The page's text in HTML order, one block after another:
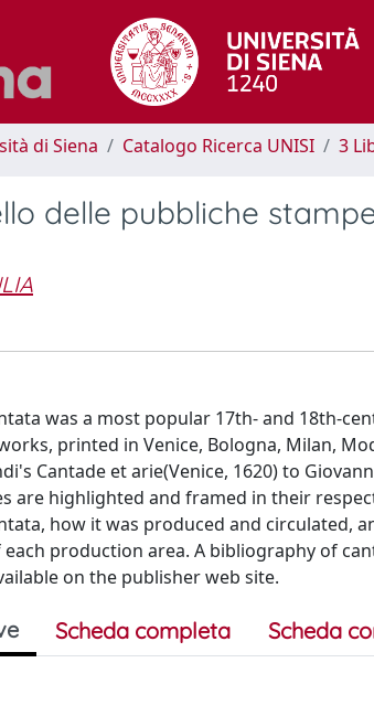
di Siena Catalogo Ricerca UNISI 3
delle pubbliche
was a most popular 17th- and 18th-
printed in Venice, Bologna, Milan,
Cantade et arie(Venice, 1620) to
are highlighted and framed in their
how it was produced and circulated,
production area. A bibliography of
on the publisher web site.
Scheda completa Scheda